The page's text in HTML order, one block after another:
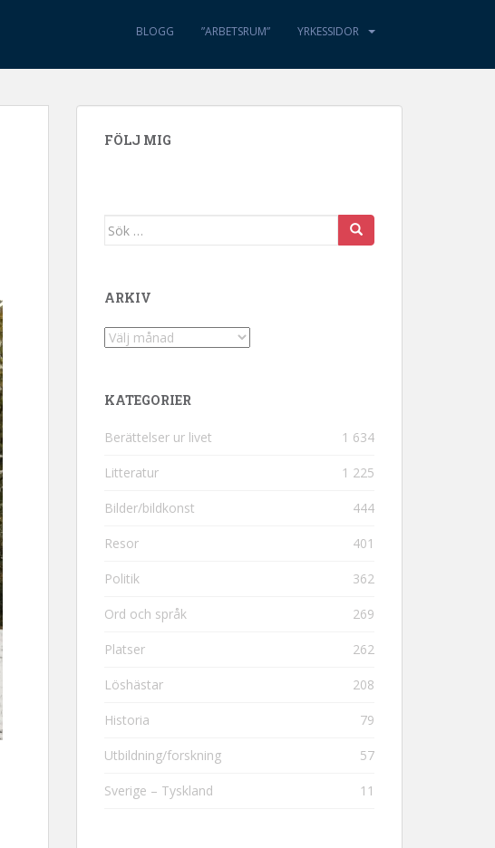
BLOGG ”ARBETSRUM” YRKESSIDOR
FÖLJ MIG
Sök efter:
ARKIV
Arkiv
KATEGORIER
Berättelser ur livet 1 634
Litteratur 1 225
Bilder/bildkonst 444
Resor 401
Politik 362
Ord och språk 269
Platser 262
Löshästar 208
Historia 79
Utbildning/forskning 57
Sverige – Tyskland 11